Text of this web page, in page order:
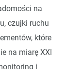
na
czujki ruchu
które
na miarę XXI
i